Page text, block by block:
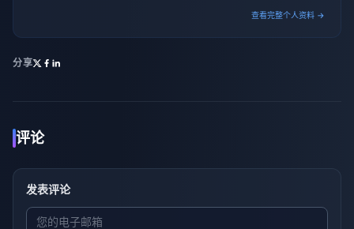
查看完整个人资料 →
分享
评论
发表评论